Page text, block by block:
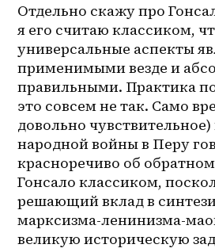
Отдельно скажу про
я его считаю классиком,
универсальные аспекты
применимыми везде и
правильными. Практика
это совсем не так. Само
довольно
народной войны в Перу
красноречиво об
Гонсало классиком,
решающий вклад в
марксизма-ленинизма-
великую историческую